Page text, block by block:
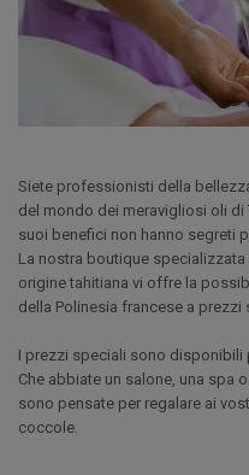
Siete professionisti della
del mondo dei meravigliosi oli
suoi benefici non hanno segreti
La nostra boutique
origine tahitiana vi offre la
della Polinesia francese a prezzi
I prezzi speciali sono
Che abbiate un salone, una spa
sono pensate per regalare ai
coccole.